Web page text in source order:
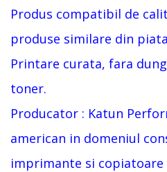
Produs compatibil de
produse similare din
Printare curata, fara
toner.
Producator : Katun
american in domeniul
imprimante si copiatoare